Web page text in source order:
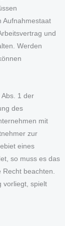
Aufnahmestaat
und
Werden
1 der
des
mit
zur
eines
so muss es das
beachten.
vorliegt, spielt